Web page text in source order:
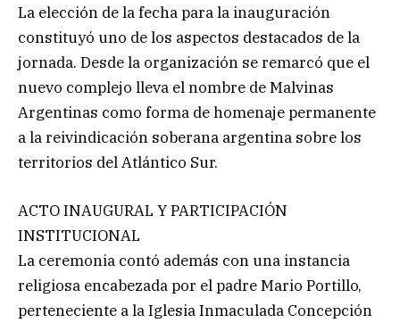
La elección de la fecha para la inauguración
constituyó uno de los aspectos destacados de la
jornada. Desde la organización se remarcó que el
nuevo complejo lleva el nombre de Malvinas
Argentinas como forma de homenaje permanente
a la reivindicación soberana argentina sobre los
territorios del Atlántico Sur.
ACTO INAUGURAL Y PARTICIPACIÓN
INSTITUCIONAL
La ceremonia contó además con una instancia
religiosa encabezada por el padre Mario Portillo,
perteneciente a la Iglesia Inmaculada Concepción